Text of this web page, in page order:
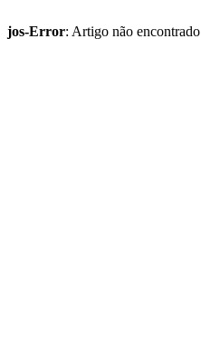
jos-Error: Artigo não encontrado